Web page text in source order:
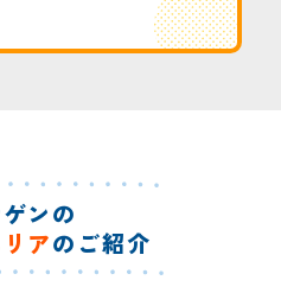
ンの
アのご紹介